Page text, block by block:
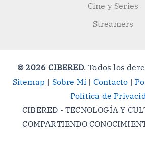
Cine y Series
Streamers
© 2026 CIBERED. Todos los
Sitemap | Sobre Mí | Contacto |
Política de
CIBERED - TECNOLOGÍA Y
COMPARTIENDO